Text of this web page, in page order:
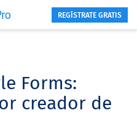
REGÍSTRATE GRATIS
Forms:
creador de